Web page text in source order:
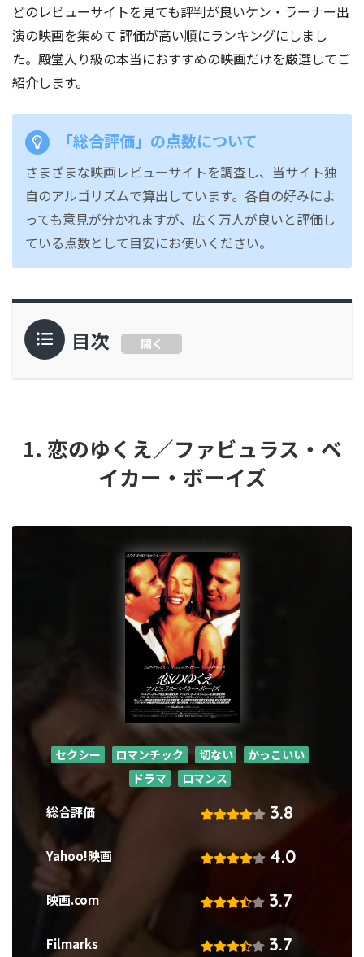
どのレビューサイトを見ても評判が良いケン・ラーナー出
演の映画を集めて 評価が高い順にランキングにしまし
た。殿堂入り級の本当におすすめの映画だけを厳選してご
紹介します。
「総合評価」の点数について
さまざまな映画レビューサイトを調査し、当サイト独
自のアルゴリズムで算出しています。各自の好みによ
っても意見が分かれますが、広く万人が良いと評価し
ている点数として目安にお使いください。
目次 開く
1. 恋のゆくえ／ファビュラス・ベ
イカー・ボーイズ
セクシー ロマンチック 切ない
かっこいい
ドラマ
ロマンス
総合評価 3.8
Yahoo!映画 4.0
映画.com 3.7
Filmarks 3.7